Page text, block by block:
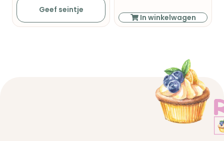
Geef seintje
In winkelwagen